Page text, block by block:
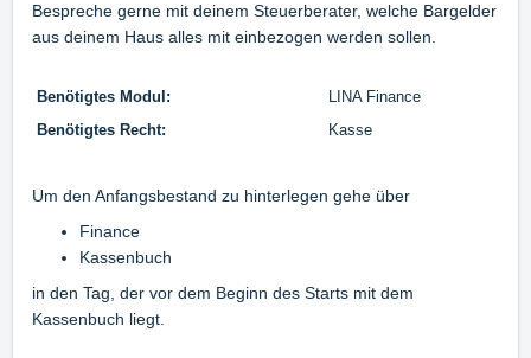
Bespreche gerne mit deinem Steuerberater, welche Bargelder
aus deinem Haus alles mit einbezogen werden sollen.
Benötigtes Modul:
LINA Finance
Benötigtes Recht:
Kasse
Um den Anfangsbestand zu hinterlegen gehe über
Finance
Kassenbuch
in den Tag, der vor dem Beginn des Starts mit dem
Kassenbuch liegt.